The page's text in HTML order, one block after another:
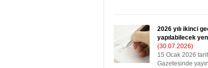
2026 yılı ikinci
yapılabilecek
(30.07.2026)
15 Ocak 2026
Gazetesinde